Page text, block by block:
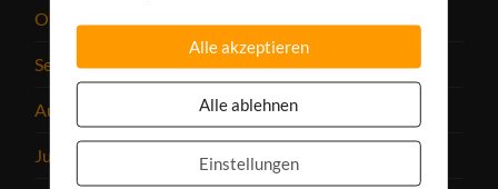
Oktober 2022
September 2022
August 2022
Juli 2022
Alle akzeptieren
Alle ablehnen
Einstellungen